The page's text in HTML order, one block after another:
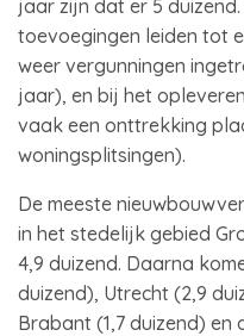
jaar zijn dat er 5
toevoegingen leiden tot
weer vergunningen
jaar), en bij het
vaak een onttrekking
woningsplitsingen).
De meeste
in het stedelijk gebied
4,9 duizend. Daarna
duizend), Utrecht (2,9
Brabant (1,7 duizend) en